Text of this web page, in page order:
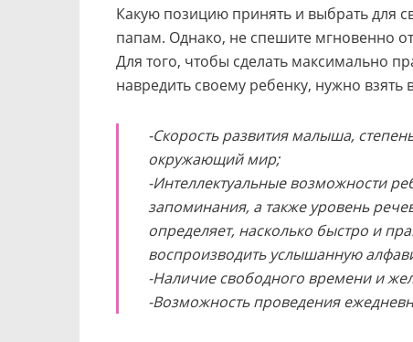
Какую позицию принять и выбрать для
папам. Однако, не спешите мгновенно
Для того, чтобы сделать максимально
навредить своему ребенку, нужно
-Скорость развития малыша,
окружающий мир;
-Интеллектуальные возможности
запоминания, а также уровень
определяет, насколько быстро и
воспроизводить услышанную
-Наличие свободного времени и
-Возможность проведения